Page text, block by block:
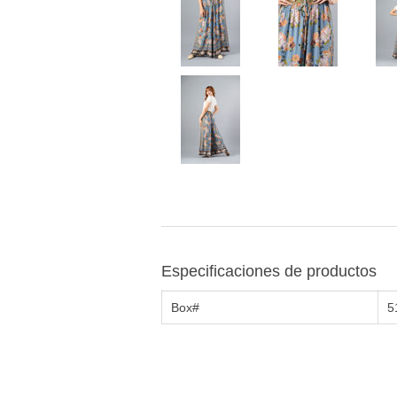
Especificaciones de productos
Box#